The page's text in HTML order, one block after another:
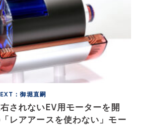
：御堀直嗣
されないEV用モーターを開
レアアースを使わない」モー